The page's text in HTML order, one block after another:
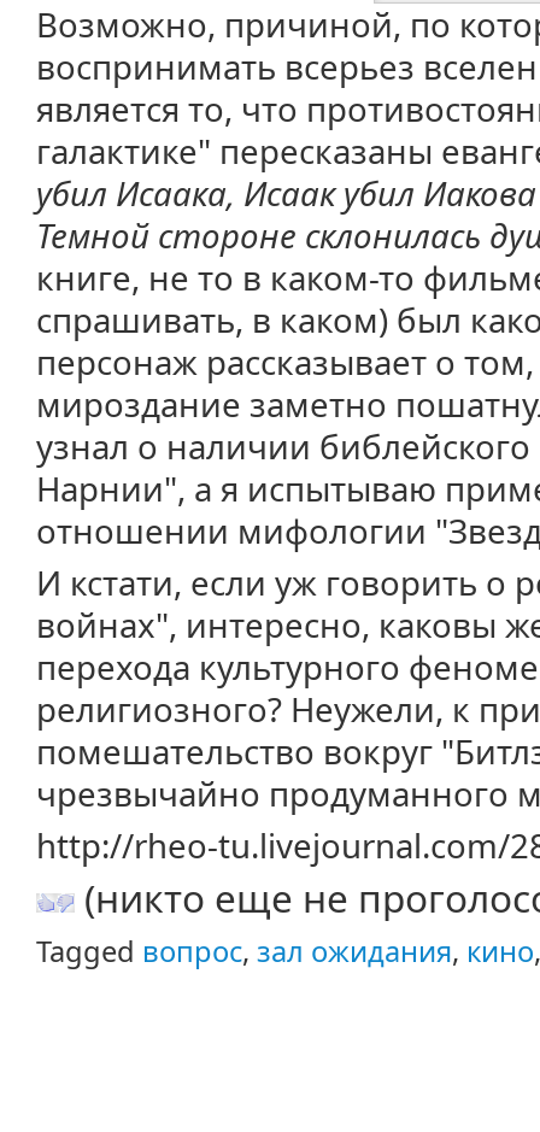
Возможно, причиной, по
воспринимать всерьез
является то, что
галактике" пересказаны
убил Исаака, Исаак убил
Темной стороне склонилась
книге, не то в каком-то
спрашивать, в каком) был
персонаж рассказывает о
мироздание заметно
узнал о наличии
Нарнии", а я испытываю
отношении мифологии
И кстати, если уж говорить о
войнах", интересно, каковы
перехода культурного
религиозного? Неужели, к
помешательство вокруг
чрезвычайно продуманного
http://rheo-tu.livejournal.com/
(никто еще не
Tagged вопрос, зал ожидания, кино